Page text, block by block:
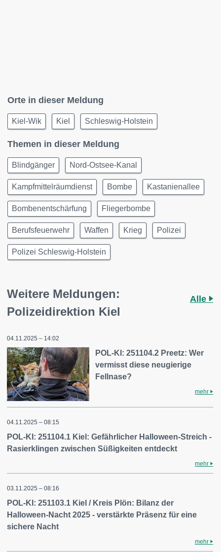
Orte in dieser Meldung
Kiel-Wik Kiel Schleswig-Holstein
Themen in dieser Meldung
Blindgänger Nord-Ostsee-Kanal
Kampfmittelräumdienst Bombe Kastanienallee
Bombenentschärfung Fliegerbombe
Berufsfeuerwehr Waffen Krieg Polizei
Polizei Schleswig-Holstein
Weitere Meldungen:
Polizeidirektion Kiel
Alle
04.11.2025 – 14:02
POL-KI: 251104.2 Preetz: Wer
vermisst diese neugierige
Fellnase?
mehr
04.11.2025 – 08:15
POL-KI: 251104.1 Kiel: Gefährlicher Halloween-Streich -
Rasierklingen zwischen Süßigkeiten entdeckt
mehr
03.11.2025 – 08:16
POL-KI: 251103.1 Kiel / Kreis Plön: Bilanz der
Halloween-Nacht 2025 - verstärkte Präsenz für eine
sichere Nacht
mehr